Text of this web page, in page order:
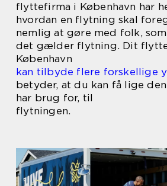
flyttefirma i København har
hvordan en flytning skal
nemlig at gøre med folk,
det gælder flytning. Dit
København
kan tilbyde flere forskellige
betyder, at du kan få lige
har brug for, til
flytningen.